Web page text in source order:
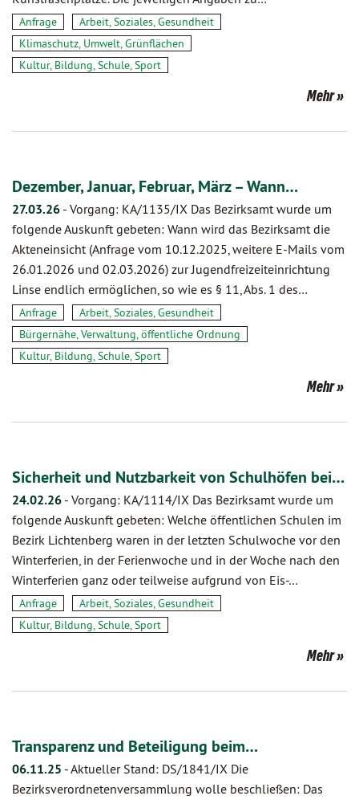
Anfrage
Arbeit, Soziales, Gesundheit
Klimaschutz, Umwelt, Grünflächen
Kultur, Bildung, Schule, Sport
Mehr
Dezember, Januar, Februar, März – Wann…
27.03.26 - Vorgang: KA/1135/IX Das Bezirksamt wurde um
folgende Auskunft gebeten: Wann wird das Bezirksamt die
Akteneinsicht (Anfrage vom 10.12.2025, weitere E-Mails vom
26.01.2026 und 02.03.2026) zur Jugendfreizeiteinrichtung
Linse endlich ermöglichen, so wie es § 11, Abs. 1 des…
Anfrage
Arbeit, Soziales, Gesundheit
Bürgernähe, Verwaltung, öffentliche Ordnung
Kultur, Bildung, Schule, Sport
Mehr
Sicherheit und Nutzbarkeit von Schulhöfen bei…
24.02.26 - Vorgang: KA/1114/IX Das Bezirksamt wurde um
folgende Auskunft gebeten: Welche öffentlichen Schulen im
Bezirk Lichtenberg waren in der letzten Schulwoche vor den
Winterferien, in der Ferienwoche und in der Woche nach den
Winterferien ganz oder teilweise aufgrund von Eis-…
Anfrage
Arbeit, Soziales, Gesundheit
Kultur, Bildung, Schule, Sport
Mehr
Transparenz und Beteiligung beim…
06.11.25 -Aktueller Stand: DS/1841/IX Die
Bezirksverordnetenversammlung wolle beschließen: Das